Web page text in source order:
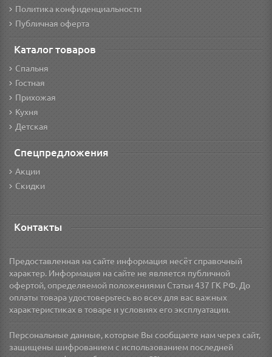
Политика конфиденциальности
Публичная оферта
Каталог товаров
Спальня
Гостная
Прихожая
Кухня
Детская
Спецпредложения
Акции
Скидки
Контакты
Предоставленная на сайте информация несёт справочный
характер. Информация на сайте не является публичной
офертой, определяемой положениями Статьи 437 ГК РФ. До
оплаты товара удостоверьтесь во всех для вас важных
характеристиках в товаре и условиях его эксплуатации.
Персональные данные, которые Вы сообщаете нам через сайт,
защищены шифрованием с использованием последней